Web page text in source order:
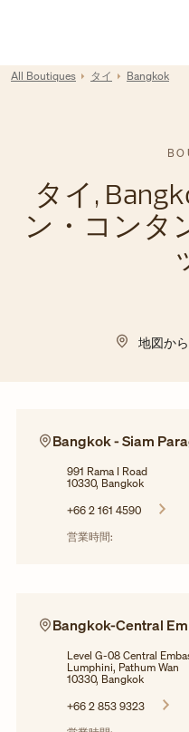
コーポレートサイト
Return to Nav
All Boutiques タイ Bangkok
タイ,
ン・コンタ
地図か
Bangkok - Siam
991 Rama I Road
10330, Bangkok
+66 2 161 4590
営業時間:
Bangkok-Central
Level G-08 Central
Lumphini, Pathum Wan
10330, Bangkok
+66 2 853 9323